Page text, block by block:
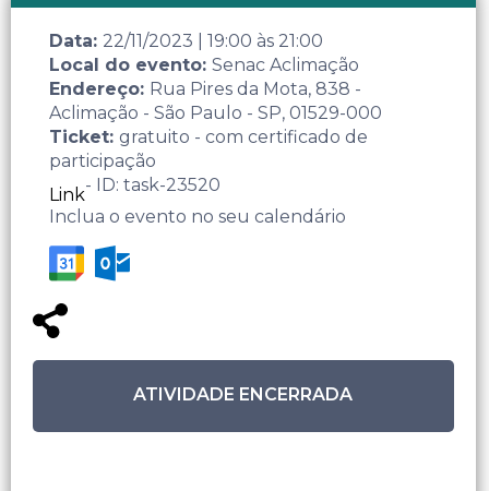
Data: 22/11/2023 19:00 às 21:00
Local do evento: Senac Aclimação
Endereço: Rua Pires da Mota, 838 -
Aclimação - São Paulo - SP, 01529-000
Ticket: gratuito - com certificado de
participação
Link- ID: task-23520
Inclua o evento no seu calendário
ATIVIDADE ENCERRADA